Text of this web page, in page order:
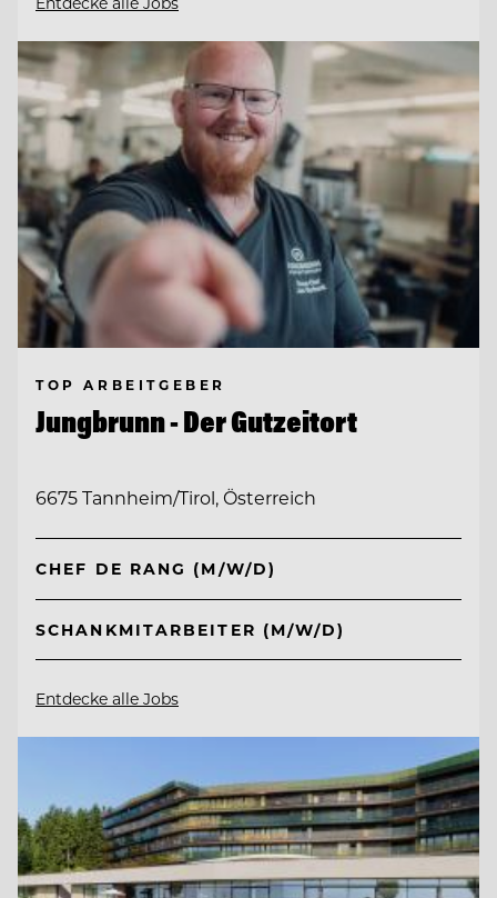
TOP ARBEITGEBER
Jungbrunn - Der Gutzeitort
6675 Tannheim/Tirol, Österreich
CHEF DE RANG (M/W/D)
SCHANKMITARBEITER (M/W/D)
Entdecke alle Jobs